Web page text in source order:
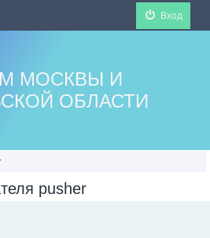
Вход
МОСКВЫ И
ОБЛАСТИ
pusher